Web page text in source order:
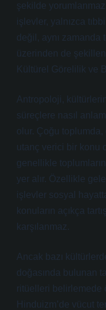
şekilde
işlevler, yalnızca
değil, aynı zamanda
üzerinden de
Kültürel Görelilik ve
Antropoloji,
süreçlere nasıl
olur. Çoğu
utanç verici bir konu
genellikle
yer alır. Özellikle
işlevler sosyal
konuların açıkça
karşılanmaz.
Ancak bazı
doğasında bulunan
ritüelleri belirlemede
Hinduizm’de vücut